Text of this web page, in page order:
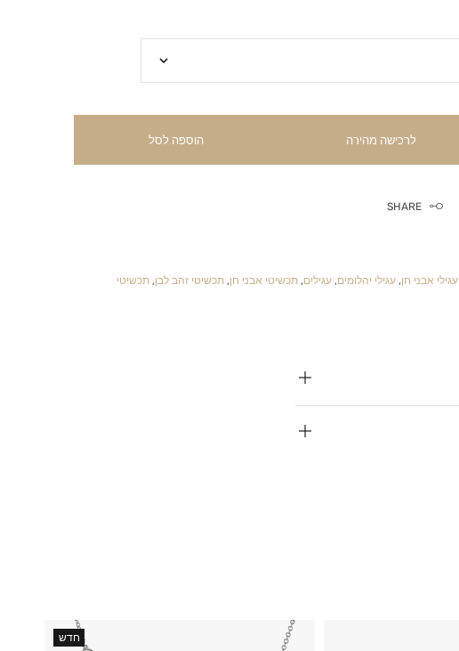
לרכישה מהירה הוספה לסל
SHARE
עגילי אבני חן, עגילי יהלומים, עגילים, תכשיטי אבני חן, תכשיטי זהב לבן, תכשיטי
חדש